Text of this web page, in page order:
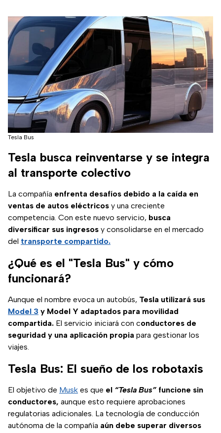
Tesla Bus
Tesla busca reinventarse y se integra
al transporte colectivo
La compañía enfrenta desafíos debido a la caída en
ventas de autos eléctricos y una creciente
competencia. Con este nuevo servicio, busca
diversificar sus ingresos y consolidarse en el mercado
del transporte compartido.
¿Qué es el "Tesla Bus" y cómo
funcionará?
Aunque el nombre evoca un autobús, Tesla utilizará sus
Model 3 y Model Y adaptados para movilidad
compartida. El servicio iniciará con conductores de
seguridad y una aplicación propia para gestionar los
viajes.
Tesla Bus: El sueño de los robotaxis
El objetivo de Musk es que el “Tesla Bus”funcione sin
conductores, aunque esto requiere aprobaciones
regulatorias adicionales. La tecnología de conducción
autónoma de la compañía aún debe superar diversos